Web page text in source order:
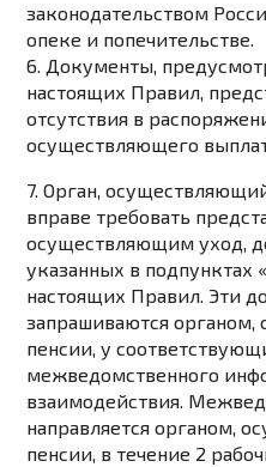
законодательством
опеке и попечительстве.
6. Документы,
настоящих Правил,
отсутствия в
осуществляющего
7. Орган,
вправе требовать
осуществляющим уход,
указанных в подпунктах
настоящих Правил. Эти
запрашиваются
пенсии, у
межведомственного
взаимодействия.
направляется органом,
пенсии, в течение 2